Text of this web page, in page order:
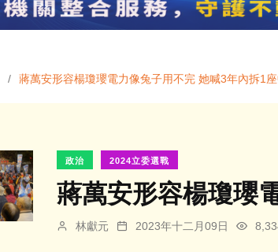
蔣萬安形容楊瓊瓔電力像兔子用不完 她喊3年內拆1
政治 2024立委選戰
蔣萬安形容楊瓊瓔
林獻元 2023年十二月09日